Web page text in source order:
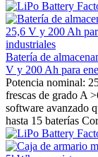
Batería de
V y 200 Ah para
Potencia nominal:
frescas de grado A
software avanzado
hasta 15 baterías